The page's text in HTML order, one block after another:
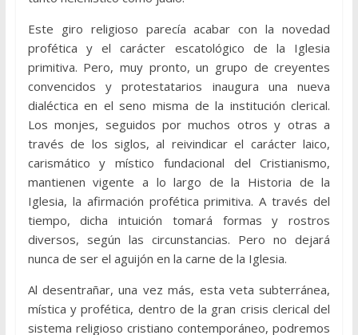
Este giro religioso parecía acabar con la novedad
profética y el carácter escatológico de la Iglesia
primitiva. Pero, muy pronto, un grupo de creyentes
convencidos y protestatarios inaugura una nueva
dialéctica en el seno misma de la institución clerical.
Los monjes, seguidos por muchos otros y otras a
través de los siglos, al reivindicar el carácter laico,
carismático y místico fundacional del Cristianismo,
mantienen vigente a lo largo de la Historia de la
Iglesia, la afirmación profética primitiva. A través del
tiempo, dicha intuición tomará formas y rostros
diversos, según las circunstancias. Pero no dejará
nunca de ser el aguijón en la carne de la Iglesia.
Al desentrañar, una vez más, esta veta subterránea,
mística y profética, dentro de la gran crisis clerical del
sistema religioso cristiano contemporáneo, podremos